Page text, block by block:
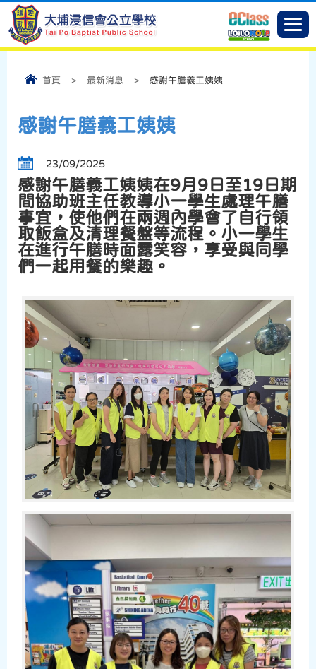
首頁 > 最新消息 > 感謝午膳義工姨姨
感謝午膳義工姨姨
23/09/2025
感謝午膳義工姨姨在9月9日至19日期
間協助班主任教導小一學生處理午膳
事宜，使他們在兩週內學會了自行領
取飯盒及清理餐盤等流程。小一學生
在進行午膳時面露笑容，享受與同學
們一起用餐的樂趣。